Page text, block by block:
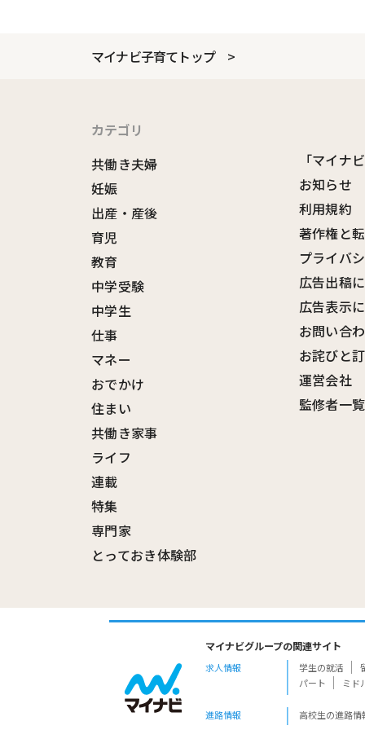
マイナビ子育てトップ
カテゴリ
共働き夫婦
妊娠
出産・産後
育児
教育
中学受験
中学生
仕事
マネー
おでかけ
住まい
共働き家事
ライフ
連載
特集
専門家
とっておき体験部
「マイナ
お知らせ
利用規約
著作権と
プライバ
広告出稿
広告表示
お問い合
お詫びと
運営会社
監修者一覧
マイナビグループの関連サイト
求人情報 学生の就活
パート
ミド
進路情報 高校生の進路情